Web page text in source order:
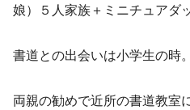
娘）５人家族＋ミニチュアダ
書道との出会いは小学生の時。
両親の勧めで近所の書道教室